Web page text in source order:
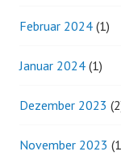
Februar 2024 (1)
Januar 2024 (1)
Dezember 2023
November 2023